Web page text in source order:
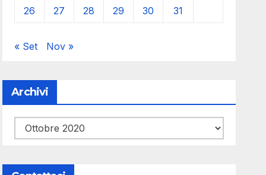
26 27 28 29 30 31
« Set Nov »
Archivi
Archivi